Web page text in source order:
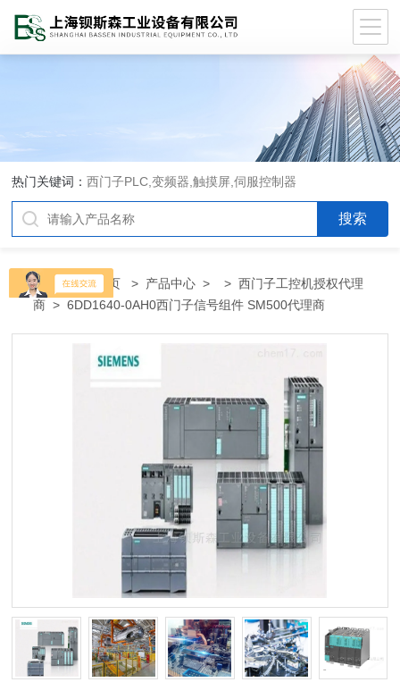
热门关键词：西门子PLC,变频器,触摸屏,伺服控制器
当前位置：首页 > 产品中心 > >西门子工控机授权代理
商 > 6DD1640-0AH0西门子信号组件 SM500代理商